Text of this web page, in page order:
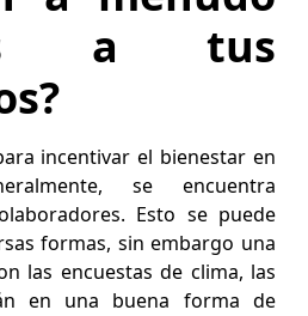
a tus
incentivar el bienestar en
se encuentra
Esto se puede
formas, sin embargo una
las encuestas de clima, las
en una buena forma de